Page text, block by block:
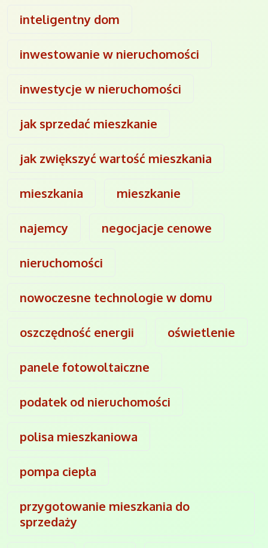
inteligentny dom
inwestowanie w nieruchomości
inwestycje w nieruchomości
jak sprzedać mieszkanie
jak zwiększyć wartość mieszkania
mieszkania mieszkanie
najemcy negocjacje cenowe
nieruchomości
nowoczesne technologie w domu
oszczędność energii oświetlenie
panele fotowoltaiczne
podatek od nieruchomości
polisa mieszkaniowa
pompa ciepła
przygotowanie mieszkania do
sprzedaży